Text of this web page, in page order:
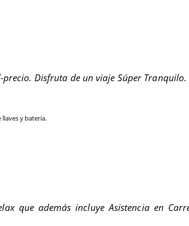
Disfruta de un viaje Súper Tranquilo.
y batería.
que además incluye Asistencia en